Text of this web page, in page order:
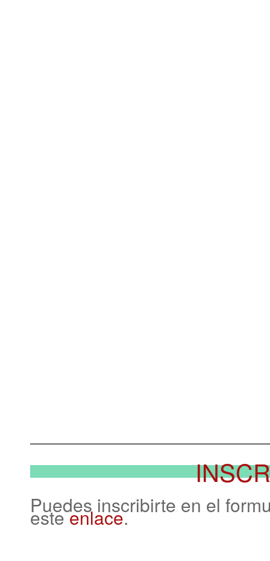
Puedes inscribirte en el
esteenlace.